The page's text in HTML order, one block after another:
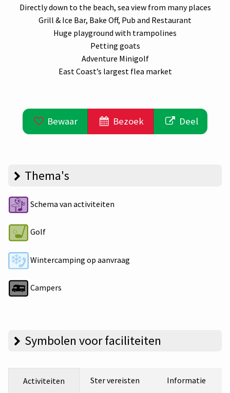
Directly down to the beach, sea view from many places
Grill & Ice Bar, Bake Off, Pub and Restaurant
Huge playground with trampolines
Petting goats
Adventure Minigolf
East Coast’s largest flea market
Bewaar Bezoek Deel
Thema's
Schema van activiteiten
Golf
Wintercamping op aanvraag
Campers
Symbolen voor faciliteiten
Activiteiten Ster vereisten Informatie